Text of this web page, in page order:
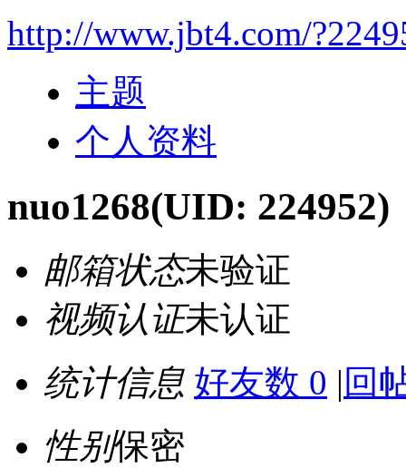
http://www.jbt4.com/
主题
个人资料
nuo1268(UID: 224952)
邮箱状态未验证
视频认证未认证
统计信息 好友数 0 | 回
性别保密